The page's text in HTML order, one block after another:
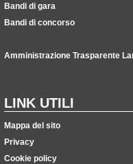
Bandi di gara
Bandi di concorso
Amministrazione Trasparente
LINK UTILI
Mappa del sito
Privacy
Cookie policy